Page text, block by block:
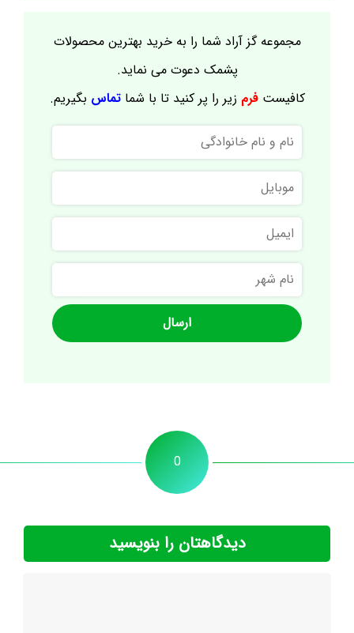
مجموعه گز آراد شما را به خرید بهترین محصولات
پشمک دعوت می نماید.
کافیستفرم زیر را پر کنید تا با شماتماس بگیریم.
نام
و
نام
خانوادگی
موبایل
ایمیل
نام
شهر
0
دیدگاهتان را بنویسید